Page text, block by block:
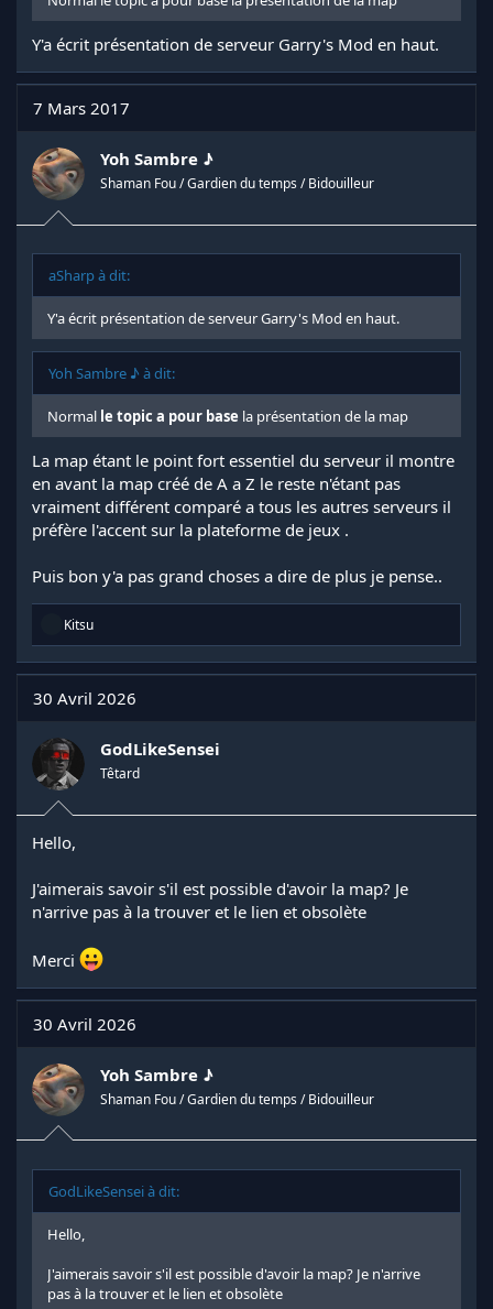
Y'a écrit présentation de serveur Garry's Mod en haut.
7 Mars 2017
Yoh Sambre ♪
Shaman Fou / Gardien du temps / Bidouilleur
aSharp à dit:
Y'a écrit présentation de serveur Garry's Mod en haut.
Yoh Sambre ♪ à dit:
Normal le topic a pour base la présentation de la map
La map étant le point fort essentiel du serveur il montre
en avant la map créé de A a Z le reste n'étant pas
vraiment différent comparé a tous les autres serveurs il
préfère l'accent sur la plateforme de jeux .
Puis bon y'a pas grand choses a dire de plus je pense..
R
a
c
t
n
s
:
Kitsu
30 Avril 2026
GodLikeSensei
Têtard
Hello,
J'aimerais savoir s'il est possible d'avoir la map? Je
n'arrive pas à la trouver et le lien et obsolète
Merci
30 Avril 2026
Yoh Sambre ♪
Shaman Fou / Gardien du temps / Bidouilleur
GodLikeSensei à dit:
Hello,
J'aimerais savoir s'il est possible d'avoir la map? Je n'arrive
pas à la trouver et le lien et obsolète